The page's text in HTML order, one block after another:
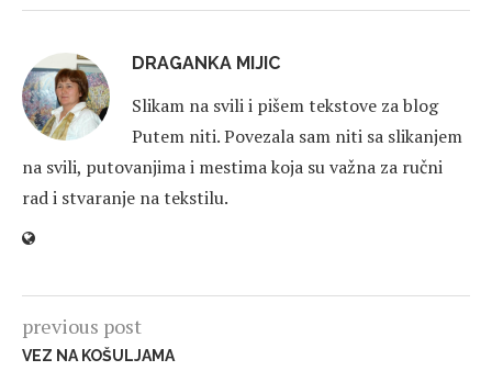
DRAGANKA MIJIC
Slikam na svili i pišem tekstove za blog
Putem niti. Povezala sam niti sa slikanjem
na svili, putovanjima i mestima koja su važna za ručni
rad i stvaranje na tekstilu.
previous post
VEZ NA KOŠULJAMA